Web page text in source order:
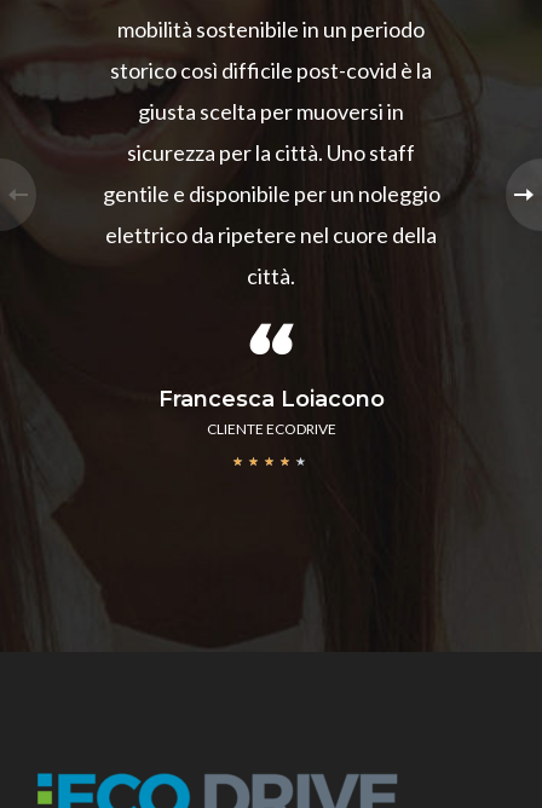
mobilità sostenibile in un periodo
storico così difficile post-covid è la
giusta scelta per muoversi in
sicurezza per la città. Uno staff
gentile e disponibile per un noleggio
elettrico da ripetere nel cuore della
città.
Francesca Loiacono
CLIENTE ECODRIVE
★ ★ ★ ★ ★